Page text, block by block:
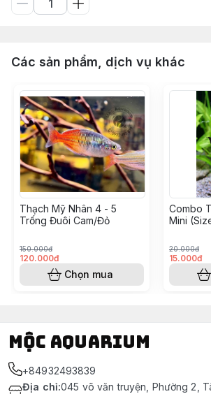
Các sản phẩm, dịch vụ khác
Thạch Mỹ Nhân 4 - 5
Trống Đuôi Cam/Đỏ
150.000đ
120.000đ
Chọn mua
Combo
Mini
20.000đ
15.000đ
Mộc Aquarium
+84932493839
Địa chỉ:045 võ văn truyện, Phường 2,